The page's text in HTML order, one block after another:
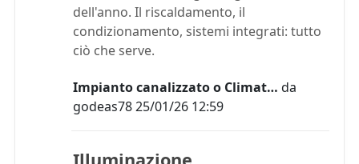
dell'anno. Il riscaldamento, il
condizionamento, sistemi integrati: tutto
ciò che serve.
Impianto canalizzato o Climat… da
godeas7825/01/26 12:59